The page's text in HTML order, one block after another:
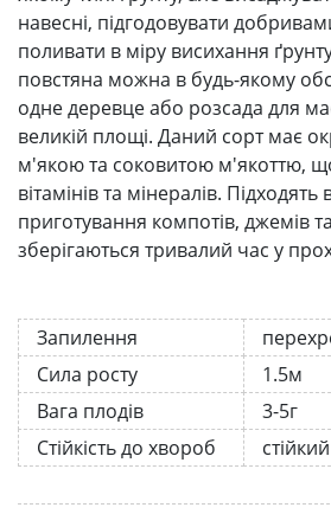
навесні, підгодовувати
поливати в міру висихання
повстяна можна в будь-якому
одне деревце або розсада для
великій площі. Даний сорт має
м'якою та соковитою м'якоттю,
вітамінів та мінералів.
приготування компотів, джемів
зберігаються тривалий час у
Запилення
Сила росту
1.5м
Вага плодів
3-5г
Стійкість до хвороб
стійкий